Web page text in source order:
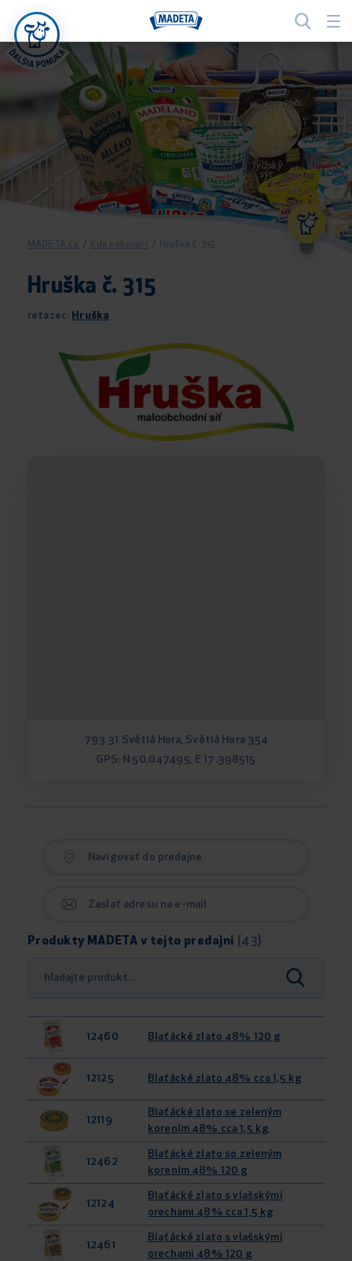
MADETA.cz / Kde nakoupit / Hruška č. 315
Hruška č. 315
reťazec: Hruška
793 31 Světlá Hora, Světlá Hora 354
GPS: N 50.047495, E 17.398515
Navigovať do predajne
Zaslať adresu na e-mail
Produkty MADETA v tejto predajni (43)
12460 Blaťácké zlato 48% 120 g
12125 Blaťácké zlato 48% cca 1,5 kg
12119
Blaťácké zlato se zeleným
korením 48% cca 1,5 kg
12462
Blaťácké zlato so zeleným
korením 48% 120 g
12124
Blaťácké zlato s vlašskými
orechami 48% cca 1,5 kg
12461
Blaťácké zlato s vlašskými
orechami 48% 120 g